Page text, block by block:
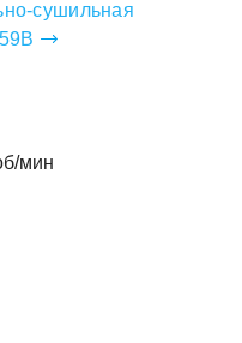
сушильная
мин